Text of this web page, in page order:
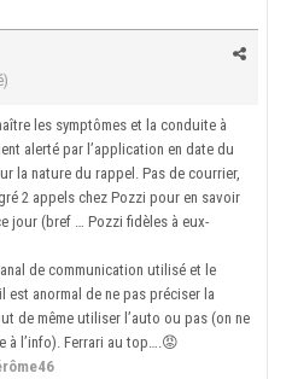
les symptômes et la conduite à
alerté par l’application en date du
la nature du rappel. Pas de courrier,
2 appels chez Pozzi pour en savoir
jour (bref … Pozzi fidèles à eux-
de communication utilisé et le
est anormal de ne pas préciser la
de même utiliser l’auto ou pas (on ne
l’info). Ferrari au top…. 😡